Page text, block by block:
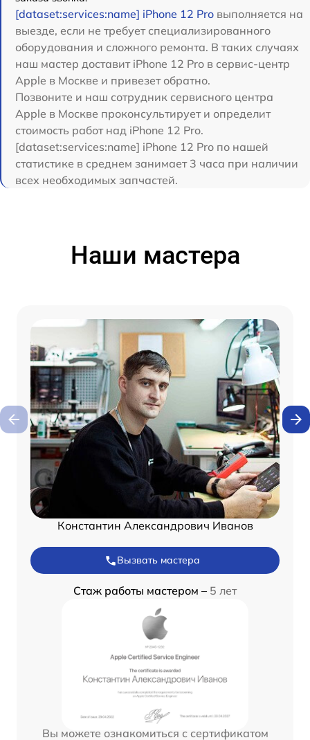
[dataset:services:name] iPhone 12 Pro выполняется на
выезде, если не требует специализированного
оборудования и сложного ремонта. В таких случаях
наш мастер доставит iPhone 12 Pro в сервис-центр
Apple в Москве и привезет обратно.
Позвоните и наш сотрудник сервисного центра
Apple в Москве проконсультирует и определит
стоимость работ над iPhone 12 Pro.
[dataset:services:name] iPhone 12 Pro по нашей
статистике в среднем занимает 3 часа при наличии
всех необходимых запчастей.
Наши мастера
Константин Александрович Иванов
Вызвать мастера
Стаж работы мастером – 5 лет
Вы можете ознакомиться с сертификатом